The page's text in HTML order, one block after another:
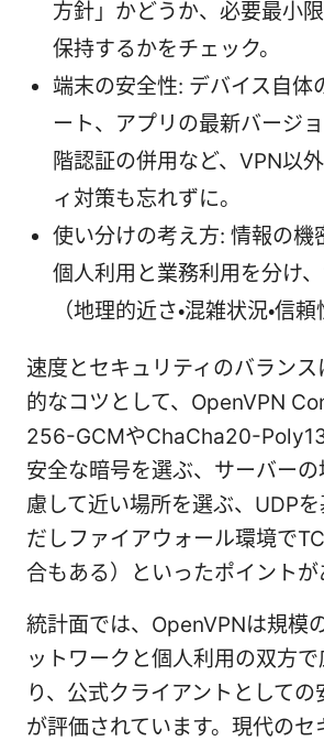
方針」かどうか、必要最小
保持するかをチェック。
端末の安全性: デバイス自体
ート、アプリの最新バージ
階認証の併用など、VPN以
ィ対策も忘れずに。
使い分けの考え方: 情報の機
個人利用と業務利用を分け
（地理的近さ・混雑状況・信
速度とセキュリティのバラン
的なコツとして、OpenVPN
256-GCMやChaCha20-
安全な暗号を選ぶ、サーバー
慮して近い場所を選ぶ、UDP
だしファイアウォール環境で
合もある）といったポイントが
統計面では、OpenVPNは規模
ットワークと個人利用の双方
り、公式クライアントとして
が評価されています。現代のセ